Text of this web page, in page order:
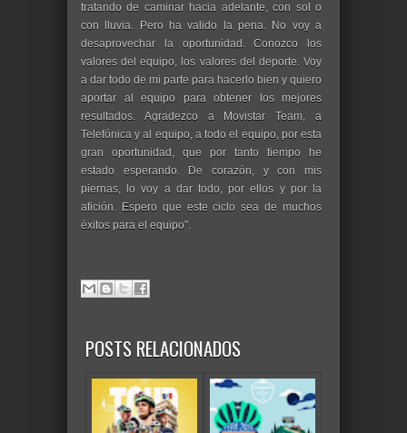
tratando de caminar hacia adelante, con sol o
con lluvia. Pero ha valido la pena. No voy a
desaprovechar la oportunidad. Conozco los
valores del equipo, los valores del deporte. Voy
a dar todo de mi parte para hacerlo bien y quiero
aportar al equipo para obtener los mejores
resultados. Agradezco a Movistar Team, a
Telefónica y al equipo, a todo el equipo, por esta
gran oportunidad, que por tanto tiempo he
estado esperando. De corazón, y con mis
piernas, lo voy a dar todo, por ellos y por la
afición. Espero que este ciclo sea de muchos
éxitos para el equipo".
POSTS RELACIONADOS